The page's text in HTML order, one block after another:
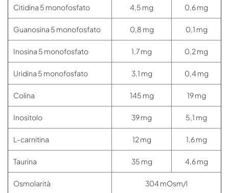
Citidina 5 monofosfato 4,5 mg 0,6 mg
Guanosina 5 monofosfato 0,8 mg 0,1 mg
Inosina 5 monofosfato 1,7 mg 0,2 mg
Uridina 5 monofosfato 3,1 mg 0,4 mg
Colina 145 mg 19 mg
Inositolo 39 mg 5,1 mg
L-carnitina 12 mg 1,6 mg
Taurina 35 mg 4,6 mg
Osmolarità 304 mOsm/l